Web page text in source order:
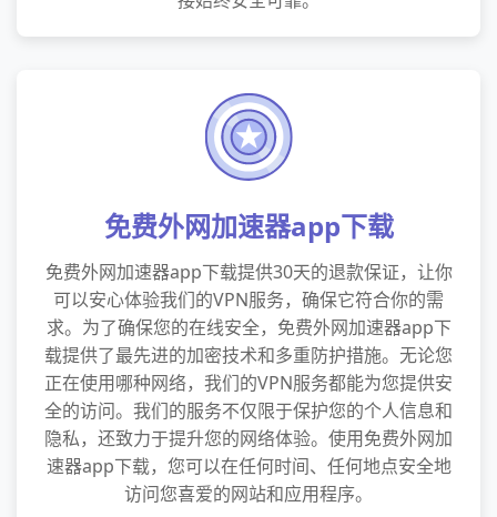
免费外网加速器app下载
免费外网加速器app下载提供30天的退款保证，让你
可以安心体验我们的VPN服务，确保它符合你的需
求。为了确保您的在线安全，免费外网加速器app下
载提供了最先进的加密技术和多重防护措施。无论您
正在使用哪种网络，我们的VPN服务都能为您提供安
全的访问。我们的服务不仅限于保护您的个人信息和
隐私，还致力于提升您的网络体验。使用免费外网加
速器app下载，您可以在任何时间、任何地点安全地
访问您喜爱的网站和应用程序。